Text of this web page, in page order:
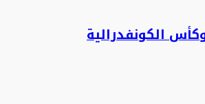
الكونفدرالية